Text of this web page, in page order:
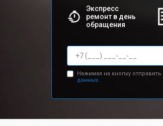
Экспресс
ремонт в день
обращения
Нажимая на кнопку
данных.